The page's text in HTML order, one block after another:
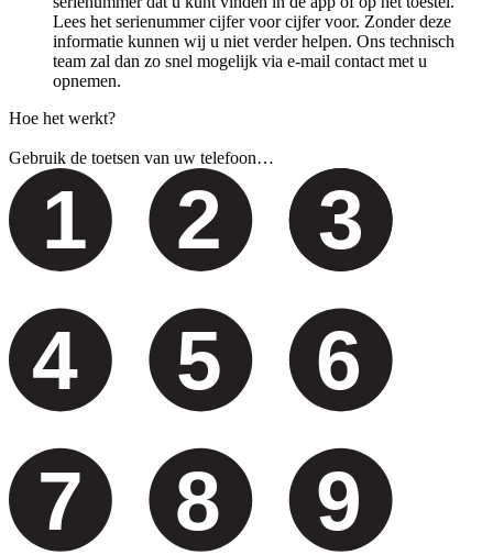
Lees het serienummer cijfer voor cijfer voor. Zonder deze
informatie kunnen wij u niet verder helpen. Ons technisch
team zal dan zo snel mogelijk via e-mail contact met u
opnemen.
Hoe het werkt?
Gebruik de toetsen van uw telefoon…
1 2
3
4
5 6
7 8
9